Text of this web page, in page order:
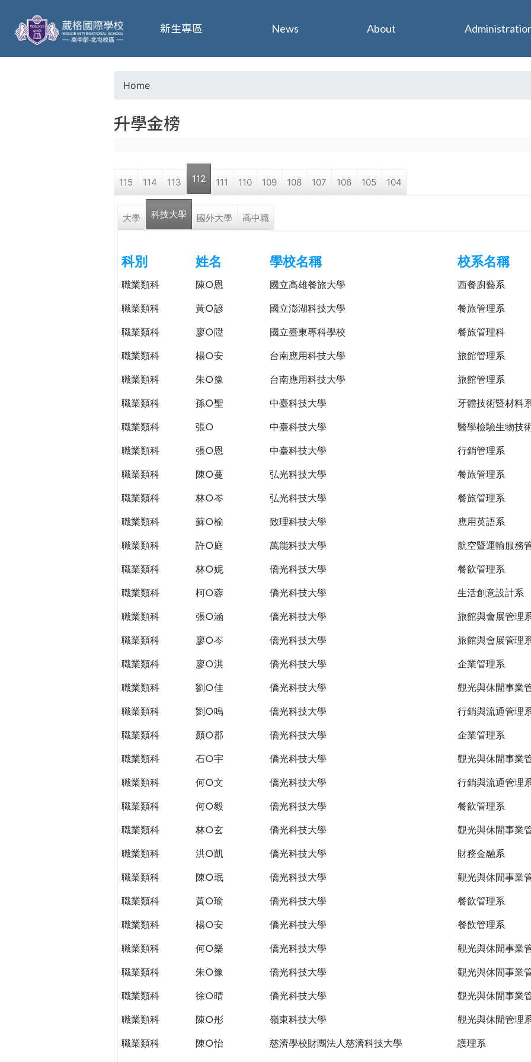
葳
格
o
a
r
h
e
r
e
Home
升學金榜
115 114 113 112 111 110 109 108 107 106 105 104
大學 科技大學 國外大學 高中職
科別 姓名 學校名稱 校系名稱
職業類科 陳○恩 國立高雄餐旅大學
西餐廚藝系
職業類科
黃○諺 國立澎湖科技大學
餐旅管理系
職業類科
廖○陞 國立臺東專科學校
餐旅管理科
職業類科
楊○安 台南應用科技大學
旅館管理系
職業類科
朱○豫 台南應用科技大學
旅館管理系
職業類科
孫○聖 中臺科技大學
牙體技術暨材料
職業類科
張○ 中臺科技大學
醫學檢驗生物技
職業類科
張○恩 中臺科技大學
行銷管理系
職業類科
陳○蔓 弘光科技大學
餐旅管理系
職業類科
林○岑 弘光科技大學
餐旅管理系
職業類科
蘇○榆 致理科技大學
應用英語系
職業類科
許○庭 萬能科技大學
航空暨運輸服務
職業類科
林○妮 僑光科技大學
餐飲管理系
職業類科
柯○蓉 僑光科技大學
生活創意設計系
職業類科
張○涵 僑光科技大學
旅館與會展管理
職業類科
廖○岑 僑光科技大學
旅館與會展管理
職業類科
廖○淇 僑光科技大學
企業管理系
職業類科
劉○佳 僑光科技大學
觀光與休閒事業
職業類科
劉○鳴 僑光科技大學
行銷與流通管理
職業類科
顏○郡 僑光科技大學
企業管理系
職業類科
石○宇 僑光科技大學
觀光與休閒事業
職業類科
何○文 僑光科技大學
行銷與流通管理
職業類科
何○毅 僑光科技大學
餐飲管理系
職業類科
林○玄 僑光科技大學
觀光與休閒事業
職業類科
洪○凱 僑光科技大學
財務金融系
職業類科
陳○珉 僑光科技大學
觀光與休閒事業
職業類科
黃○瑜 僑光科技大學
餐飲管理系
職業類科
楊○安 僑光科技大學
餐飲管理系
職業類科
何○樂 僑光科技大學
觀光與休閒事業
職業類科
朱○豫 僑光科技大學
觀光與休閒事業
職業類科
徐○晴 僑光科技大學
觀光與休閒事業
職業類科
陳○彤 嶺東科技大學
觀光與休閒管理
職業類科
陳○怡 慈濟學校財團法人慈濟科技大學
護理系
新生專區 News About